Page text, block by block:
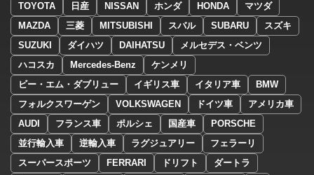
TOYOTA
日産 NISSAN ホンダ HONDA
マツダ
MAZDA
三菱 MITSUBISHI スバル SUBARU
スズキ
SUZUKI
ダイハツ DAIHATSU
メルセデス・ベンツ
ハコスカ
Mercedes-Benz
ケンメリ
ビー・エム・ダブリュー
イギリス車 イタリア車
BMW
フォルクスワーゲン
VOLKSWAGEN ドイツ車
アメリカ車
AUDI
フランス車 ポルシェ 国産車
PORSCHE
並行輸入車
逆輸入車 ラグジュアリー
フェラーリ
スーパースポーツ
FERRARI ドリフト
ダートラ